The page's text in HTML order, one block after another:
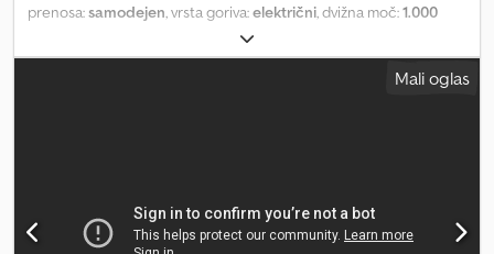
prenosa:samodejen, vrsta goriva:električni, dvižna moč:1.000
, velikost pnevmatike:
stanje pnevmatik:100 odstotek, Leto izdelave:2026, Oprema:
, 5 %
kW 230 cm višina nalaganja, Dcsdpfewt Aw Sox Afhsk CE, elektr.
ročica, radio-MP3, ventilacija, zaklenljiva kabina, udoben sedež,
Mali oglas